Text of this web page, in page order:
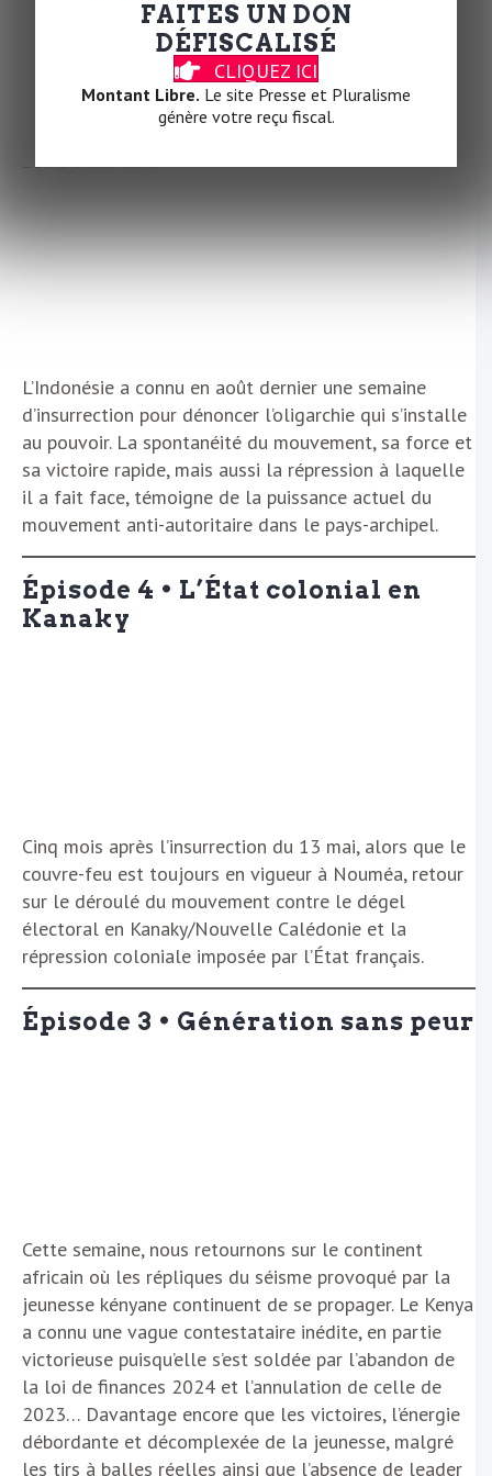
sont alors sorties dans les rues pour reconquérir la
nuit et les espaces dans lesquelles elles sont
exclues, humiliées, violentées.
Épisode 5 • Anarchisme en
Indonésie
L’Indonésie a connu en août dernier une semaine
d’insurrection pour dénoncer l’oligarchie qui s’installe
au pouvoir. La spontanéité du mouvement, sa force et
sa victoire rapide, mais aussi la répression à laquelle
il a fait face, témoigne de la puissance actuel du
mouvement anti-autoritaire dans le pays-archipel.
Épisode 4 • L’État colonial en
Kanaky
Cinq mois après l’insurrection du 13 mai, alors que le
couvre-feu est toujours en vigueur à Nouméa, retour
sur le déroulé du mouvement contre le dégel
électoral en Kanaky/Nouvelle Calédonie et la
répression coloniale imposée par l’État français.
Épisode 3 • Génération sans peur
Cette semaine, nous retournons sur le continent
africain où les répliques du séisme provoqué par la
jeunesse kényane continuent de se propager. Le Kenya
a connu une vague contestataire inédite, en partie
victorieuse puisqu’elle s’est soldée par l’abandon de
la loi de finances 2024 et l’annulation de celle de
2023… Davantage encore que les victoires, l’énergie
débordante et décomplexée de la jeunesse, malgré
les tirs à balles réelles ainsi que l’absence de leader
FAITES UN DON
DÉFISCALISÉ
CLIQUEZ ICI
Montant Libre. Le site Presse et Pluralisme
génère votre reçu fiscal.